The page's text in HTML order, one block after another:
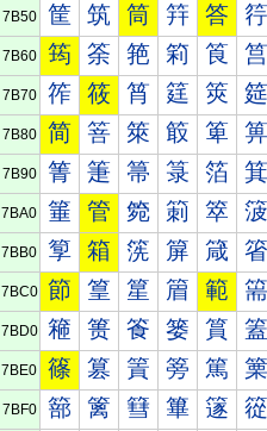
7B50 筐 筑 筒 筓 答 筕
7B60 筠 筡 筢 筣 筤 筥
7B70 筰 筱 筲 筳 筴 筵
7B80 简 箁 箂 箃 箄 箅
7B90 箐 箑 箒 箓 箔 箕
7BA0 箠 管 箢 箣 箤 箥
7BB0 箰 箱 箲 箳 箴 箵
7BC0 節 篁 篂 篃 範 篅
7BD0 篐 篑 篒 篓 篔 篕
7BE0 篠 篡 篢 篣 篤 篥
7BF0 篰 篱 篲 篳 篴 篵